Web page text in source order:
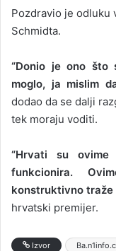
Pozdravio je odluku
Schmidta.
“Donio je ono što
moglo, ja mislim
dodao da se dalji
tek moraju voditi.
“Hrvati su
funkcionira.
konstruktivno traže
hrvatski premijer.
Izvor